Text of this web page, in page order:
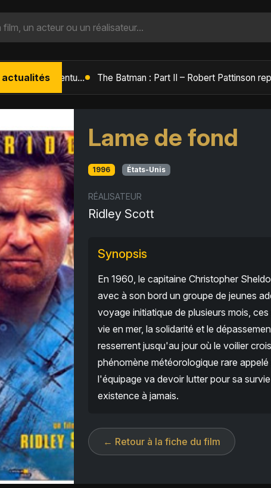
actualités L'Âge de Glace : Le Réveil du Volcan – Manny, Sid et Diego de retour pour une aventure explosive
Lame de fond
1996 États-Unis
RÉALISATEUR
Ridley Scott
Synopsis
En 1960, le capitaine Christopher
avec à son bord un groupe de jeunes
voyage initiatique de plusieurs mois,
vie en mer, la solidarité et le
resserrent jusqu'au jour où le voilier
phénomène météorologique rare
l'équipage va devoir lutter pour sa
existence à jamais.
← Retour à la fiche du film